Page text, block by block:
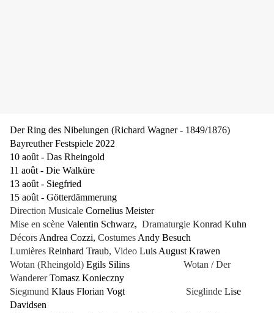
Der Ring des Nibelungen (Richard Wagner - 1849/1876)
Bayreuther Festspiele 2022
10 août - Das Rheingold
11 août - Die Walküre
13 août - Siegfried
15 août - Götterdämmerung
Direction Musicale Cornelius Meister
Mise en scène Valentin Schwarz, Dramaturgie Konrad Kuhn
Décors Andrea Cozzi, Costumes Andy Besuch
Lumières Reinhard Traub, Video Luis August Krawen
Wotan (Rheingold) Egils Silins
Wotan / Der
WandererTomasz Konieczny
Siegmund Klaus Florian Vogt Sieglinde Lise
Davidsen